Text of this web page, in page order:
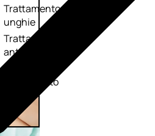
Trattamento
unghie
Trattamento
anticellulite
Cofanetti
trattamento